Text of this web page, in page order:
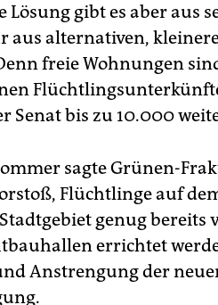
Lösung gibt es aber aus
aus alternativen,
freie Wohnungen
Senat bis zu 10.000
sagte Grünen-
Flüchtlinge auf
genug bereits
errichtet
Anstrengung der